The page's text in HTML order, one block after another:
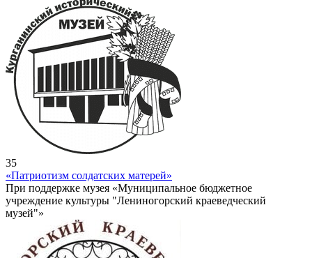
35
«Патриотизм солдатских матерей»
При поддержке музея «Муниципальное бюджетное
учреждение культуры "Лениногорский краеведческий
музей"»